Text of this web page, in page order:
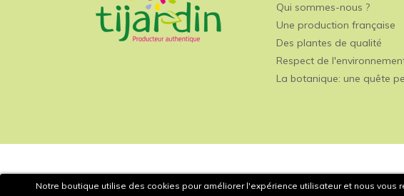
Notre boutique utilise des cookies pour améliorer l'expérience utilisateur et nous
Qui sommes-nous ?
Une production française
Des plantes de qualité
Respect de
La botanique: une quête